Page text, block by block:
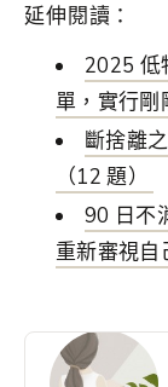
延伸閱讀：
2025 低
單，實行
斷捨離
（12 題）
90 日不
重新審視自